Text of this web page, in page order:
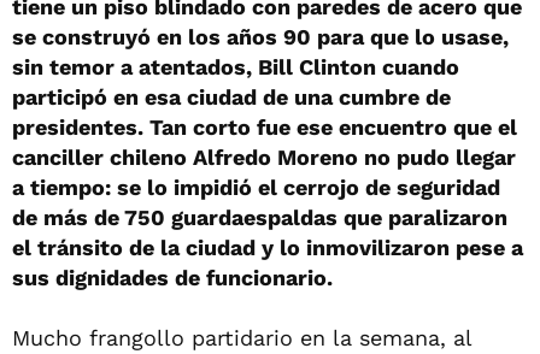
tiene un piso blindado con paredes de acero que
se construyó en los años 90 para que lo usase,
sin temor a atentados, Bill Clinton cuando
participó en esa ciudad de una cumbre de
presidentes. Tan corto fue ese encuentro que el
canciller chileno Alfredo Moreno no pudo llegar
a tiempo: se lo impidió el cerrojo de seguridad
de más de 750 guardaespaldas que paralizaron
el tránsito de la ciudad y lo inmovilizaron pese a
sus dignidades de funcionario.
Mucho frangollo partidario en la semana, al